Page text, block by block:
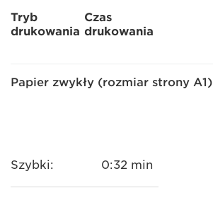
Tryb
drukowania
Czas
drukowania
Papier zwykły (rozmiar strony A1)
Szybki: 0:32 min